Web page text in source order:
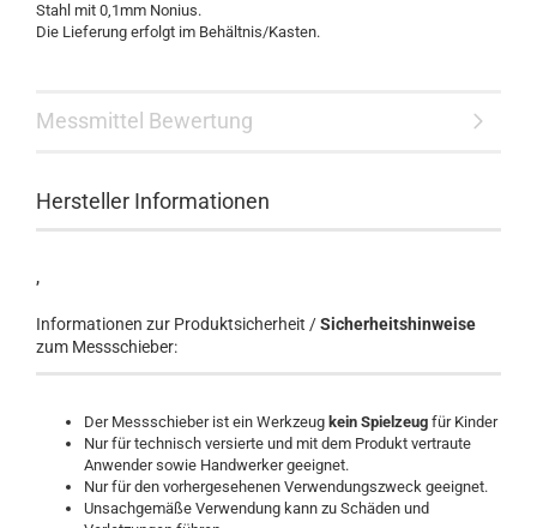
Stahl mit 0,1mm Nonius.
Die Lieferung erfolgt im Behältnis/Kasten.
Messmittel Bewertung
Hersteller Informationen
,
Informationen zur Produktsicherheit /Sicherheitshinweise
zum Messschieber:
Der Messschieber ist ein Werkzeug kein Spielzeug für Kinder
Nur für technisch versierte und mit dem Produkt vertraute
Anwender sowie Handwerker geeignet.
Nur für den vorhergesehenen Verwendungszweck geeignet.
Unsachgemäße Verwendung kann zu Schäden und